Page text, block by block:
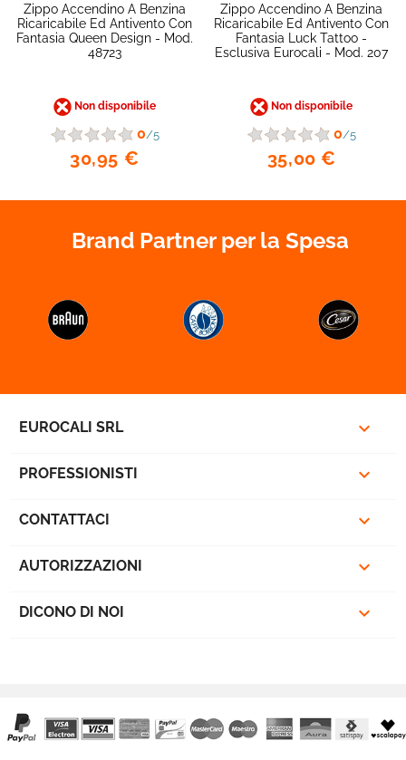
Zippo Accendino A Benzina
Ricaricabile Ed Antivento Con
Fantasia Queen Design - Mod.
48723
Non disponibile
0/5
30,95 €
Zippo Accendino A Benzina
Ricaricabile Ed Antivento Con
Fantasia Luck Tattoo -
Esclusiva Eurocali - Mod. 207
Non disponibile
0/5
35,00 €
Brand Partner per la Spesa
EUROCALI SRL 
PROFESSIONISTI 
CONTATTACI 
AUTORIZZAZIONI 
DICONO DI NOI 